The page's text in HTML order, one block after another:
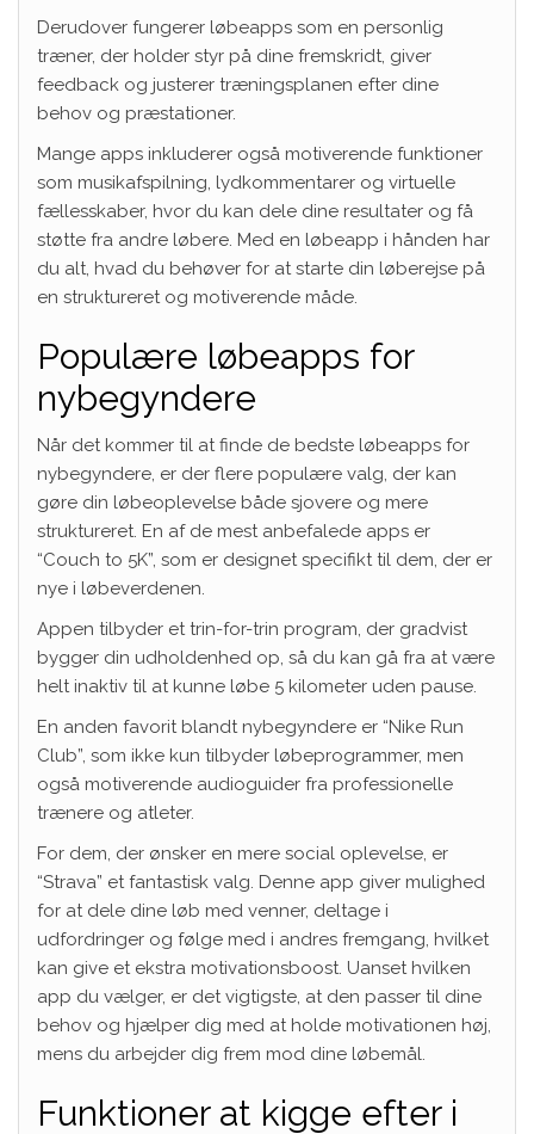
Derudover fungerer løbeapps som en personlig
træner, der holder styr på dine fremskridt, giver
feedback og justerer træningsplanen efter dine
behov og præstationer.
Mange apps inkluderer også motiverende funktioner
som musikafspilning, lydkommentarer og virtuelle
fællesskaber, hvor du kan dele dine resultater og få
støtte fra andre løbere. Med en løbeapp i hånden har
du alt, hvad du behøver for at starte din løberejse på
en struktureret og motiverende måde.
Populære løbeapps for
nybegyndere
Når det kommer til at finde de bedste løbeapps for
nybegyndere, er der flere populære valg, der kan
gøre din løbeoplevelse både sjovere og mere
struktureret. En af de mest anbefalede apps er
“Couch to 5K”, som er designet specifikt til dem, der er
nye i løbeverdenen.
Appen tilbyder et trin-for-trin program, der gradvist
bygger din udholdenhed op, så du kan gå fra at være
helt inaktiv til at kunne løbe 5 kilometer uden pause.
En anden favorit blandt nybegyndere er “Nike Run
Club”, som ikke kun tilbyder løbeprogrammer, men
også motiverende audioguider fra professionelle
trænere og atleter.
For dem, der ønsker en mere social oplevelse, er
“Strava” et fantastisk valg. Denne app giver mulighed
for at dele dine løb med venner, deltage i
udfordringer og følge med i andres fremgang, hvilket
kan give et ekstra motivationsboost. Uanset hvilken
app du vælger, er det vigtigste, at den passer til dine
behov og hjælper dig med at holde motivationen høj,
mens du arbejder dig frem mod dine løbemål.
Funktioner at kigge efter i